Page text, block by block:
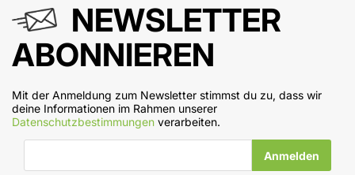
NEWSLETTER
ABONNIEREN
Mit der Anmeldung zum Newsletter stimmst du zu, dass wir
deine Informationen im Rahmen unserer
Datenschutzbestimmungen verarbeiten.
E-Mail-Adresse